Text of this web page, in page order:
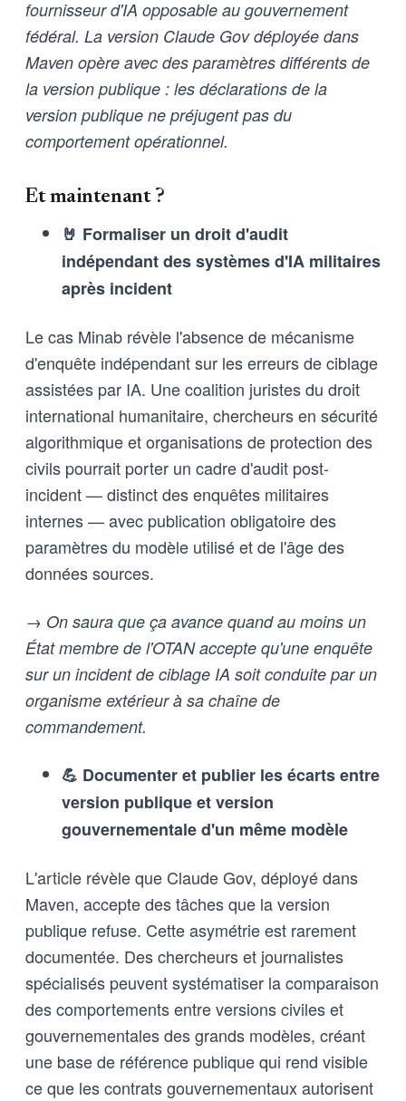
fournisseur d'IA opposable au gouvernement
fédéral. La version Claude Gov déployée dans
Maven opère avec des paramètres différents de
la version publique : les déclarations de la
version publique ne préjugent pas du
comportement opérationnel.
Et maintenant ?
🤘 Formaliser un droit d'audit
indépendant des systèmes d'IA militaires
après incident
Le cas Minab révèle l'absence de mécanisme
d'enquête indépendant sur les erreurs de ciblage
assistées par IA. Une coalition juristes du droit
international humanitaire, chercheurs en sécurité
algorithmique et organisations de protection des
civils pourrait porter un cadre d'audit post-
incident — distinct des enquêtes militaires
internes — avec publication obligatoire des
paramètres du modèle utilisé et de l'âge des
données sources.
→ On saura que ça avance quand au moins un
État membre de l'OTAN accepte qu'une enquête
sur un incident de ciblage IA soit conduite par un
organisme extérieur à sa chaîne de
commandement.
💪 Documenter et publier les écarts entre
version publique et version
gouvernementale d'un même modèle
L'article révèle que Claude Gov, déployé dans
Maven, accepte des tâches que la version
publique refuse. Cette asymétrie est rarement
documentée. Des chercheurs et journalistes
spécialisés peuvent systématiser la comparaison
des comportements entre versions civiles et
gouvernementales des grands modèles, créant
une base de référence publique qui rend visible
ce que les contrats gouvernementaux autorisent